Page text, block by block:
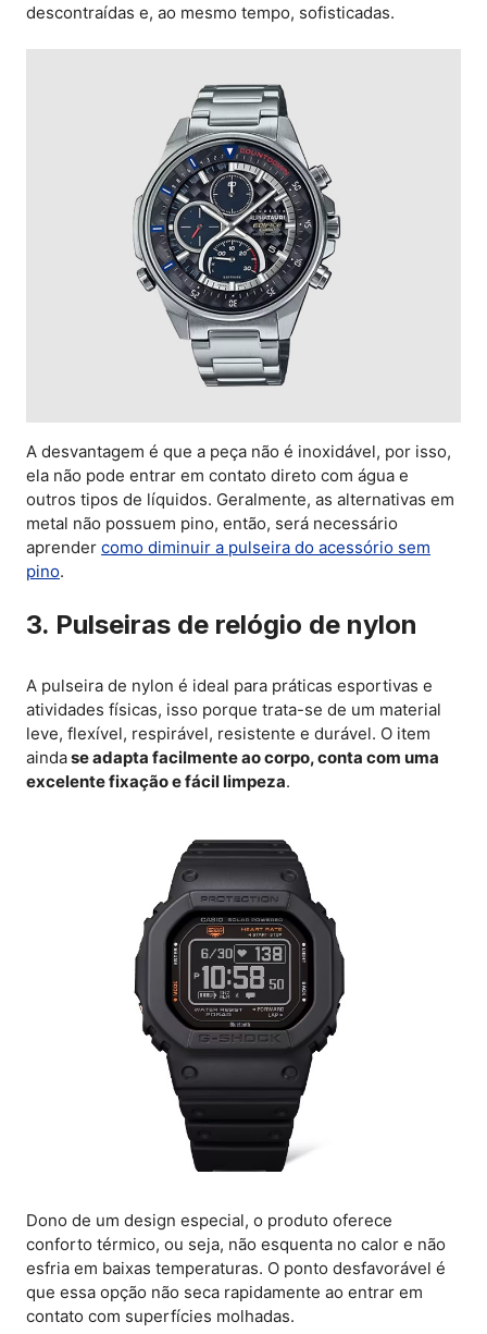
descontraídas e, ao mesmo tempo, sofisticadas.
A desvantagem é que a peça não é inoxidável, por isso,
ela não pode entrar em contato direto com água e
outros tipos de líquidos. Geralmente, as alternativas em
metal não possuem pino, então, será necessário
aprender como diminuir a pulseira do acessório sem
pino.
3. Pulseiras de relógio de nylon
A pulseira de nylon é ideal para práticas esportivas e
atividades físicas, isso porque trata-se de um material
leve, flexível, respirável, resistente e durável. O item
aindase adapta facilmente ao corpo, conta com uma
excelente fixação e fácil limpeza.
Dono de um design especial, o produto oferece
conforto térmico, ou seja, não esquenta no calor e não
esfria em baixas temperaturas. O ponto desfavorável é
que essa opção não seca rapidamente ao entrar em
contato com superfícies molhadas.